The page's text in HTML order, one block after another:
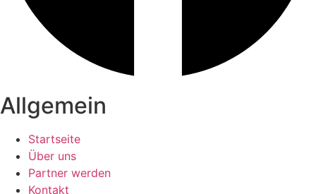
Allgemein
Startseite
Über uns
Partner werden
Kontakt